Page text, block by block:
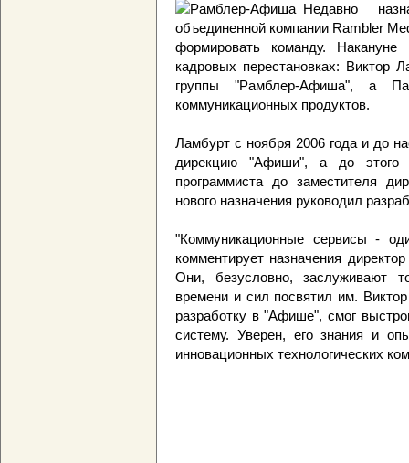
Недавно
объединенной компании Rambler
формировать команду.
кадровых перестановках: Виктор
группы "Рамблер-Афиша", а
коммуникационных продуктов.
Ламбурт с ноября 2006 года и до
дирекцию "Афиши", а до
программиста до заместителя
нового назначения руководил
"Коммуникационные сервисы -
комментирует назначения
Они, безусловно, заслуживают
времени и сил посвятил им.
разработку в "Афише", смог
систему. Уверен, его знания и
инновационных технологических